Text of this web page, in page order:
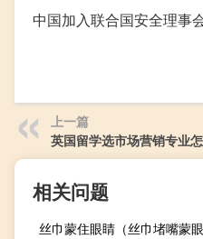
中国加入联合国安全理事
上一篇
英国留学选市场营销专业
相关问题
丝巾蒙住眼睛（丝巾堵嘴蒙眼